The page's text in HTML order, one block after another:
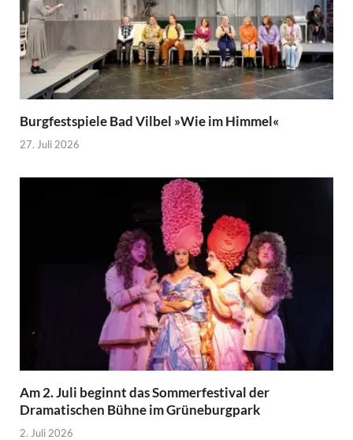
Burgfestspiele Bad Vilbel »Wie im Himmel«
27. Juli 2026
Am 2. Juli beginnt das Sommerfestival der
Dramatischen Bühne im Grüneburgpark
2. Juli 2026